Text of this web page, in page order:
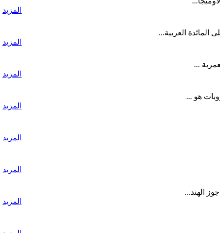
المزيد
العربية...
المزيد
...
المزيد
المزيد
المزيد
المزيد
الهند...
المزيد